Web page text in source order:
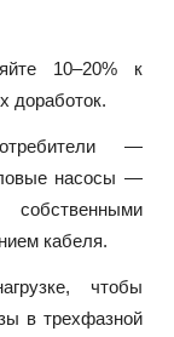
10–20% к
доработок.
—
насосы —
кабеля.
чтобы
в трехфазной